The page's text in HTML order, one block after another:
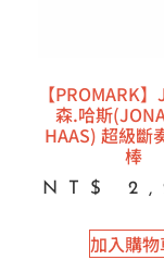
【PROMARK
森.哈斯
HAAS) 超級斷
棒
NT$
加入購